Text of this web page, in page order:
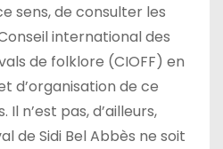
sens, de consulter les
international des
de folklore (CIOFF) en
d’organisation de ce
n’est pas, d’ailleurs,
de Sidi Bel Abbès ne soit